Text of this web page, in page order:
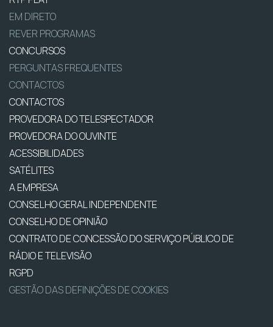
EM DIRETO
REVER PROGRAMAS
CONCURSOS
PERGUNTAS FREQUENTES
CONTACTOS
CONTACTOS
PROVEDORA DO TELESPECTADOR
PROVEDORA DO OUVINTE
ACESSIBILIDADES
SATÉLITES
A EMPRESA
CONSELHO GERAL INDEPENDENTE
CONSELHO DE OPINIÃO
CONTRATO DE CONCESSÃO DO SERVIÇO PÚBLICO DE
RÁDIO E TELEVISÃO
RGPD
GESTÃO DAS DEFINIÇÕES DE COOKIES